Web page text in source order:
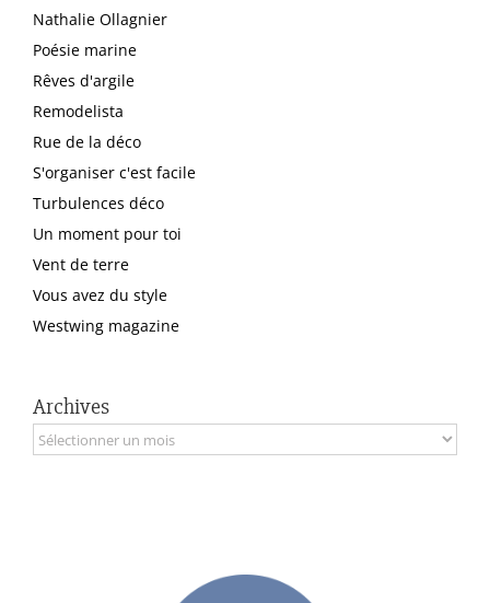
Nathalie Ollagnier
Poésie marine
Rêves d'argile
Remodelista
Rue de la déco
S'organiser c'est facile
Turbulences déco
Un moment pour toi
Vent de terre
Vous avez du style
Westwing magazine
Archives
Archives